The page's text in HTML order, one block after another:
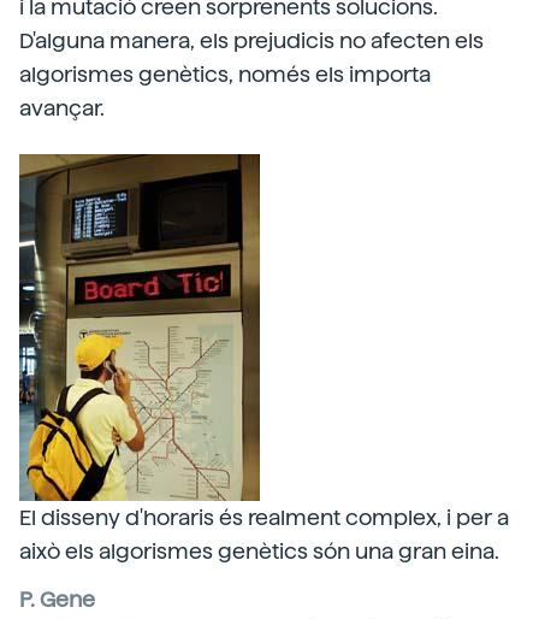
i la mutació creen sorprenents solucions.
D'alguna manera, els prejudicis no afecten els
algorismes genètics, només els importa
avançar.
El disseny d'horaris és realment complex, i per a
això els algorismes genètics són una gran eina.
P. Gene